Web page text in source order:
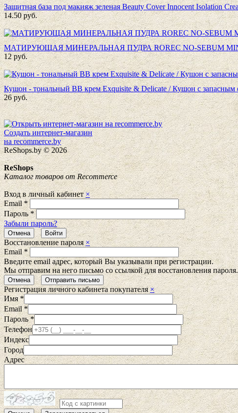
Защитная база под макияж зеленая Beauty Cover Innocent Isolation
14.50руб.
МАТИРУЮЩАЯ МИНЕРАЛЬНАЯ ПУДРА ROREC NO-SEBUM
12руб.
Кушон - тональный BB крем Exquisite & Delicate / Кушон с
26руб.
Создать интернет-магазин
на recommerce.by
ReShops.by © 2026
ReShops
Каталог товаров от Recommerce
Вход в личный кабинет ×
Email*
Пароль*
Забыли пароль?
Восстановление пароля ×
Email*
Введите email адрес, который Вы указывали при регистрации.
Мы отправим на него письмо со ссылкой для восстановления пароля.
Регистрация личного кабинета покупателя ×
Имя*
Email*
Пароль*
Телефон
Индекс
Город
Адрес